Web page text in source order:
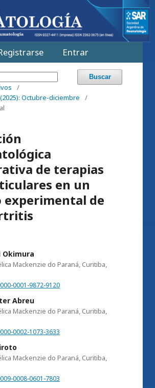
Entrar
Buscar
/
Octubre-diciembre
/
de terapias
en un
experimental de
Okimura
Mackenzie do Paraná, Curitiba,
0001-9872-9120
Abreu
Mackenzie do Paraná, Curitiba,
0002-1073-3633
Mackenzie do Paraná, Curitiba,
0008-0601-7803